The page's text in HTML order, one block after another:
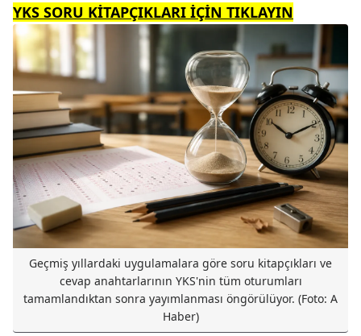
YKS SORU KİTAPÇIKLARI İÇİN TIKLAYIN
Geçmiş yıllardaki uygulamalara göre soru kitapçıkları ve
cevap anahtarlarının YKS'nin tüm oturumları
tamamlandıktan sonra yayımlanması öngörülüyor. (Foto: A
Haber)